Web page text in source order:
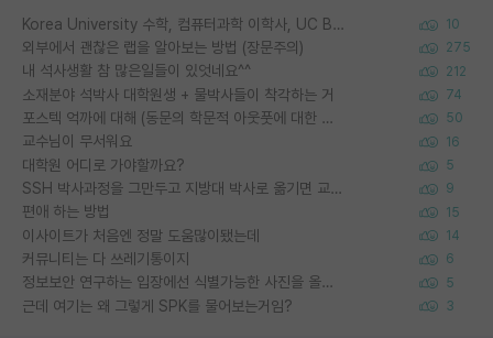
Korea University 수학, 컴퓨터과학 이학사, UC Berkeley 산업공학 대학원 공학박사가 되는 것은 쉽지 않겠죠? 10
외부에서 괜찮은 랩을 알아보는 방법 (장문주의) 275
내 석사생활 참 많은일들이 있엇네요^^ 212
소재분야 석박사 대학원생 + 물박사들이 착각하는 거 74
포스텍 억까에 대해 (동문의 학문적 아웃풋에 대한 반박) 50
교수님이 무서워요 16
대학원 어디로 가야할까요? 5
SSH 박사과정을 그만두고 지방대 박사로 옮기면 교수의 꿈은 끝일까요? 9
편애 하는 방법 15
이사이트가 처음엔 정말 도움많이됐는데 14
커뮤니티는 다 쓰레기통이지 6
정보보안 연구하는 입장에선 식별가능한 사진을 올리는건 비추이긴함 5
근데 여기는 왜 그렇게 SPK를 물어보는거임? 3